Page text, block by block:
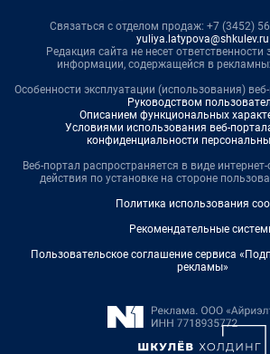
Связаться с отделом продаж: +7 (3452)
yuliya.latypova@shkulev.ru
Редакция сайта не несет ответственности
информации, содержащейся в
Особенности эксплуатации (использования)
Руководством
Описанием функциональных
Условиями использования веб-
конфиденциальности
Веб-портал распространяется в виде
действия по установке на стороне
Политика использования
Рекомендательные
Пользовательское соглашение сервиса
рекламы»